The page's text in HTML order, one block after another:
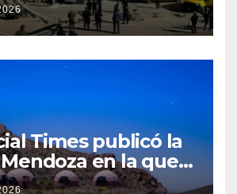
Times publicó la
en la que
de